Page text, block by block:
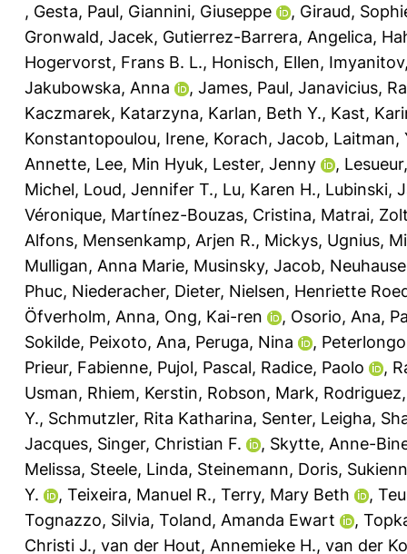
, Gesta, Paul, Giannini, Giuseppe , Giraud,
Gronwald, Jacek, Gutierrez-Barrera, Angelica,
Hogervorst, Frans B. L., Honisch, Ellen,
Jakubowska, Anna
, James, Paul, Janavicius,
Kaczmarek, Katarzyna, Karlan, Beth Y., Kast,
Konstantopoulou, Irene, Korach, Jacob, Laitman,
Annette, Lee, Min Hyuk, Lester, Jenny ,
Michel, Loud, Jennifer T., Lu, Karen H., Lubinski,
Véronique, Martínez-Bouzas, Cristina, Matrai,
Alfons, Mensenkamp, Arjen R., Mickys, Ugnius,
Mulligan, Anna Marie, Musinsky, Jacob,
Phuc, Niederacher, Dieter, Nielsen, Henriette
Öfverholm, Anna, Ong, Kai-ren , Osorio, Ana,
Sokilde, Peixoto, Ana, Peruga, Nina ,
Prieur, Fabienne, Pujol, Pascal, Radice, Paolo ,
Usman, Rhiem, Kerstin, Robson, Mark,
Y., Schmutzler, Rita Katharina, Senter, Leigha,
Jacques, Singer, Christian F. , Skytte, Anne-
Melissa, Steele, Linda, Steinemann, Doris,
Y.
, Teixeira, Manuel R., Terry, Mary Beth ,
Tognazzo, Silvia, Toland, Amanda Ewart ,
Christi J., van der Hout, Annemieke H., van der